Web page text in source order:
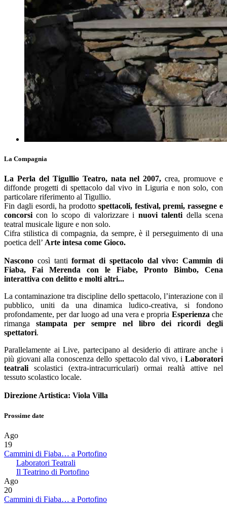
La Compagnia
La Perla del Tigullio Teatro, nata nel 2007, crea, promuove e
diffonde progetti di spettacolo dal vivo in Liguria e non solo, con
particolare riferimento al Tigullio.
Fin dagli esordi, ha prodotto spettacoli, festival, premi, rassegne e
concorsi con lo scopo di valorizzare i nuovi talenti della scena
teatral musicale ligure e non solo.
Cifra stilistica di compagnia, da sempre, è il perseguimento di una
poetica dell’ Arte intesa come Gioco.
Nascono così tanti format di spettacolo dal vivo: Cammin di
Fiaba, Fai Merenda con le Fiabe, Pronto Bimbo, Cena
interattiva con delitto e molti altri...
La contaminazione tra discipline dello spettacolo, l’interazione con il
pubblico, uniti da una dinamica ludico-creativa, si fondono
profondamente, per dar luogo ad una vera e propria Esperienza che
rimangastampata per sempre nel libro dei ricordi degli
spettatori.
Parallelamente ai Live, partecipano al desiderio di attirare anche i
più giovani alla conoscenza dello spettacolo dal vivo, i Laboratori
teatrali scolastici (extra-intracurriculari) ormai realtà attive nel
tessuto scolastico locale.
Direzione Artistica: Viola Villa
Prossime date
Ago
19
Cammini di Fiaba… a Portofino
Laboratori Teatrali
Il Teatrino di Portofino
Ago
20
Cammini di Fiaba… a Portofino